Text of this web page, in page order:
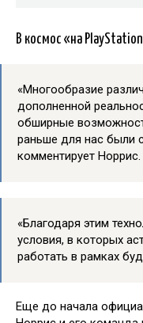
В космос «на
«Многообразие
дополненной
обширные
раньше для нас были
комментирует Норрис.
«Благодаря этим
условия, в которых
работать в рамках
Еще до начала